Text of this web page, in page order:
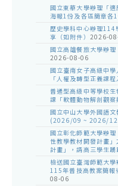
國立東華大學辦理「
海報1份及各區簡章各
歷史學科中心辦理114
享（如附件） 2026-
國立高雄餐旅大學辦
2026-08-06
國立臺南女子高級中
「人權及轉型正義課
普通型高級中等學校
課「軟體動物解剖觀
國立中山大學外國語
(2026/09 ~ 2026/
國立彰化師範大學辦
性教學教材開發計畫
計畫」，請高三學生踴
檢送國立臺灣師範大
115年普技高教案簡報
08-06